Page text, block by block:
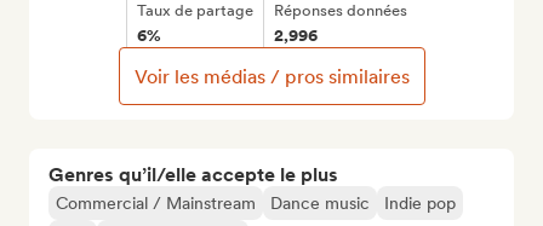
Genres qu’il/elle accepte le plus
Commercial / Mainstream Dance music
Indie pop
Taux de partage
6%
Réponses données
2,996
Voir les médias / pros similaires